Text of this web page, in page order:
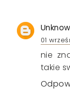
01
nie
takie